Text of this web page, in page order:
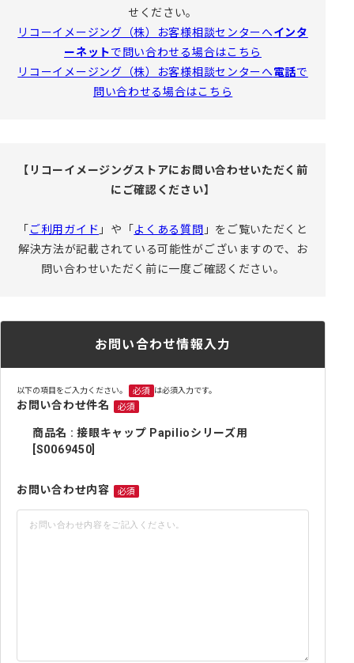
せください。
リコーイメージング（株）お客様相談センターへインタ
ーネットで問い合わせる場合はこちら
リコーイメージング（株）お客様相談センターへ電話で
問い合わせる場合はこちら
【リコーイメージングストアにお問い合わせいただく前
にご確認ください】
「 ご利用ガイド 」や「 よくある質問 」をご覧いただくと
解決方法が記載されている可能性がございますので、お
問い合わせいただく前に一度ご確認ください。
お問い合わせ情報入力
以下の項目をご入力ください。 必須 は必須入力です。
お問い合わせ件名 必須
商品名 : 接眼キャップ Papilioシリーズ用
[S0069450]
お問い合わせ内容 必須